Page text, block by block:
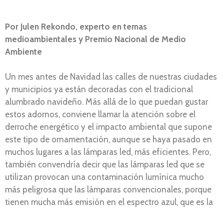
Por Julen Rekondo, experto en temas
medioambientales y Premio Nacional de Medio
Ambiente
Un mes antes de Navidad las calles de nuestras ciudades
y municipios ya están decoradas con el tradicional
alumbrado navideño. Más allá de lo que puedan gustar
estos adornos, conviene llamar la atención sobre el
derroche energético y el impacto ambiental que supone
este tipo de ornamentación, aunque se haya pasado en
muchos lugares a las lámparas led, más eficientes. Pero,
también convendría decir que las lámparas led que se
utilizan provocan una contaminación lumínica mucho
más peligrosa que las lámparas convencionales, porque
tienen mucha más emisión en el espectro azul, que es la